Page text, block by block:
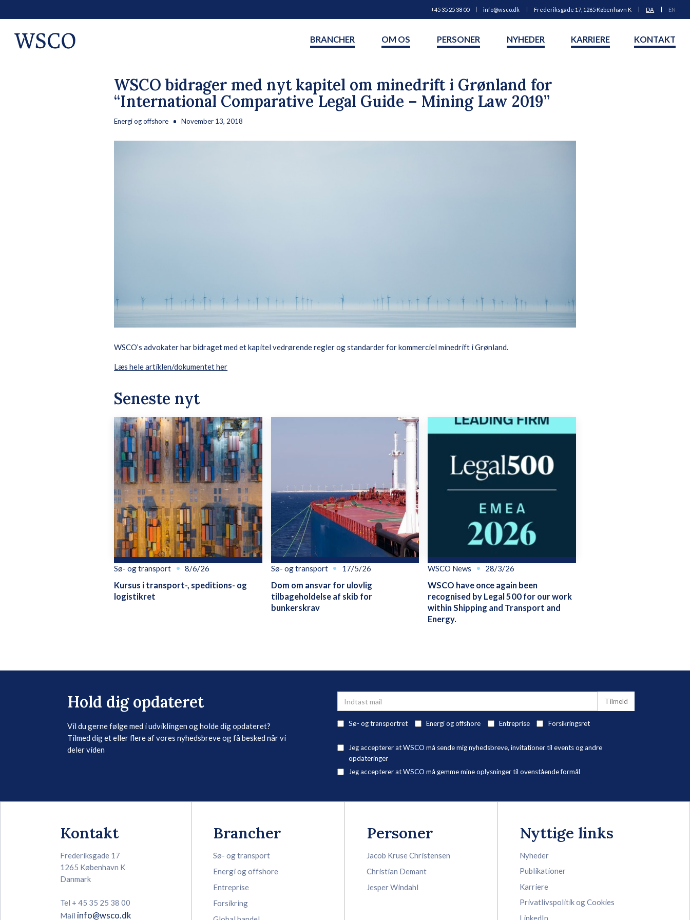
+45 35 25 38 00 info@wsco.dk Frederiksgade 17, 1265 København K DA EN
BRANCHER OM OS PERSONER NYHEDER KARRIERE KONTAKT
WSCO bidrager med nyt kapitel om minedrift i Grønland for
“International Comparative Legal Guide – Mining Law 2019”
Energi og offshore November 13, 2018
WSCO’s advokater har bidraget med et kapitel vedrørende regler og standarder for kommerciel minedrift i Grønland.
Læs hele artiklen/dokumentet her
Seneste nyt
Sø- og transport 8/6/26
Kursus i transport-, speditions- og
logistikret
Sø- og transport 17/5/26
Dom om ansvar for ulovlig
tilbageholdelse af skib for
bunkerskrav
WSCO News 28/3/26
WSCO have once again been
recognised by Legal 500 for our work
within Shipping and Transport and
Energy.
Hold dig opdateret
Vil du gerne følge med i udviklingen og holde dig opdateret?
Tilmed dig et eller flere af vores nyhedsbreve og få besked når vi
deler viden
Sø- og transportret Energi og offshore Entreprise Forsikringsret
Jeg accepterer at WSCO må sende mig nyhedsbreve, invitationer til events og andre
opdateringer
Jeg accepterer at WSCO må gemme mine oplysninger til ovenstående formål
Kontakt
Frederiksgade 17
1265 København K
Danmark
Tel + 45 35 25 38 00
Mail info@wsco.dk
Brancher
Sø- og transport
Energi og offshore
Entreprise
Forsikring
Personer
Jacob Kruse Christensen
Christian Demant
Jesper Windahl
Nyttige links
Nyheder
Publikationer
Karriere
Privatlivspolitik og Cookies
LinkedIn